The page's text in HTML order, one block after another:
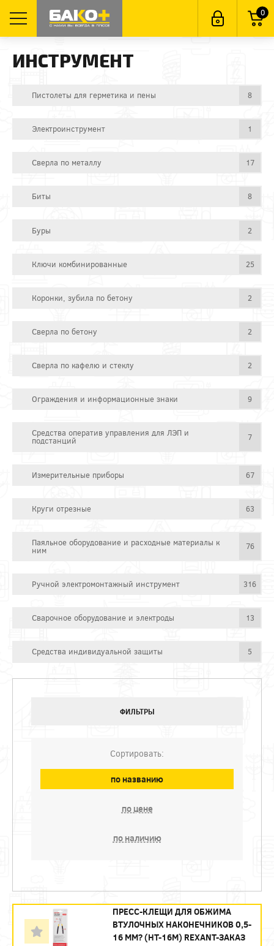
0
ИНСТРУМЕНТ
Пистолеты для герметика и пены 8
Электроинструмент 1
Сверла по металлу 17
Биты 8
Буры 2
Ключи комбинированные 25
Коронки, зубила по бетону 2
Сверла по бетону 2
Сверла по кафелю и стеклу 2
Ограждения и информационные знаки 9
Средства оператив управления для ЛЭП и
подстанций 7
Измерительные приборы 67
Круги отрезные 63
Паяльное оборудование и расходные материалы к
ним 76
Ручной электромонтажный инструмент 316
Сварочное оборудование и электроды 13
Средства индивидуальной защиты 5
ФИЛЬТРЫ
Сортировать:
по названию
по цене
по наличию
ПРЕСС-КЛЕЩИ ДЛЯ ОБЖИМА
ВТУЛОЧНЫХ НАКОНЕЧНИКОВ 0,5-
16 ММ? (HT-16M) REXANT-ЗАКАЗ